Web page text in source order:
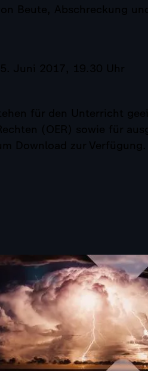
Beute, Abschreckung
Juni 2017, 19.30 Uhr
für den Unterricht
(OER) sowie für
Download zur Verfügung.